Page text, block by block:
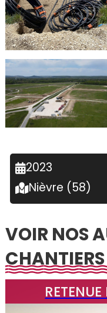
2023
Nièvre (58)
VOIR NOS
CHANTIERS